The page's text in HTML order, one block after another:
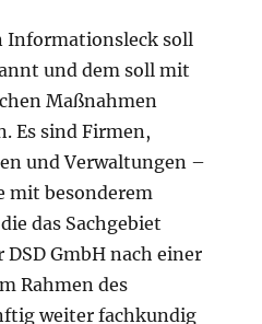
Informationsleck soll
und dem soll mit
Maßnahmen
Es sind Firmen,
und Verwaltungen –
mit besonderem
das Sachgebiet
GmbH nach einer
Rahmen des
weiter fachkundig